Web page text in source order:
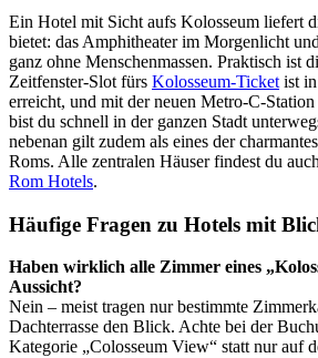
Ein Hotel mit Sicht aufs Kolosseum liefert
bietet: das Amphitheater im Morgenlicht
ganz ohne Menschenmassen. Praktisch ist
Zeitfenster-Slot fürs Kolosseum-Ticket ist
erreicht, und mit der neuen Metro-C-
bist du schnell in der ganzen Stadt
nebenan gilt zudem als eines der
Roms. Alle zentralen Häuser findest du
Rom Hotels.
Häufige Fragen zu Hotels mit
Haben wirklich alle Zimmer eines
Aussicht?
Nein – meist tragen nur bestimmte
Dachterrasse den Blick. Achte bei der
Kategorie „Colosseum View“ statt nur auf